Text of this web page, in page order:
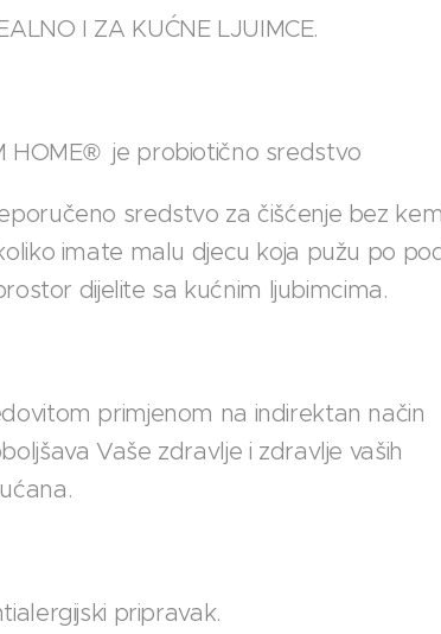
I ZA KUĆNE LJUIMCE.
HOME® je probiotično sredstvo
sredstvo za čišćenje bez
imate malu djecu koja pužu po
dijelite sa kućnim ljubimcima.
primjenom na indirektan način
Vaše zdravlje i zdravlje vaših
pripravak.